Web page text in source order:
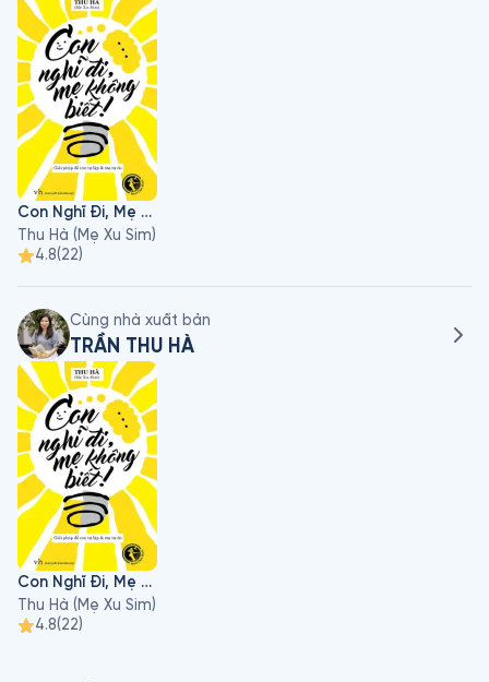
trên mạng xã hội về đề tài giáo dục. Nhà báo Thu Hà có cái
nhìn sắc sảo nhưng cũng đầy bao dung về vấn đề nuôi dạy
con cái. Trang Facebook cá nhân của chị hiện có hơn 230.
000 người theo dõi. Những bài viết chị thú vị và sâu sắc chị
chia sẻ đều nhận được phản hồi tích cực của các bậc phụ
huynh. Rất nhiều bài viết của chị Thu Hà đã được đăng tải
trên các tờ báo lớn như: Tuổi trẻ, Thanh niên, Dân trí,
VnExpress...
Con Nghĩ Đi, Mẹ Không Biết!
Thu Hà (Mẹ Xu Sim)
4.8(22)
Cùng nhà xuất bản
TRẦN THU HÀ
Con Nghĩ Đi, Mẹ Không Biết!
Thu Hà (Mẹ Xu Sim)
4.8(22)